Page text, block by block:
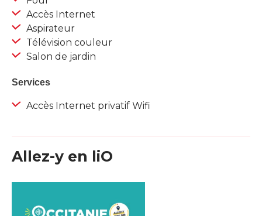
Accès Internet
Aspirateur
Télévision couleur
Salon de jardin
Services
Accès Internet privatif Wifi
Allez-y en liO